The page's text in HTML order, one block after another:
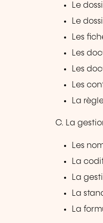
Le
Le
Les
Les
Les
Les
La
C. La
Les
La
La
La
La